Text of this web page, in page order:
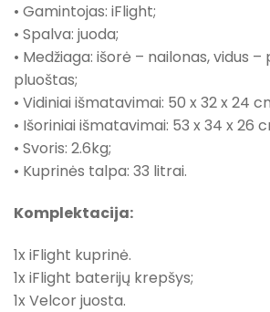
• Gamintojas: iFlight;
• Spalva: juoda;
• Medžiaga: išorė – nailonas, vidus
pluoštas;
• Vidiniai išmatavimai: 50 x 32 x 24
• Išoriniai išmatavimai: 53 x 34 x 26
• Svoris: 2.6kg;
• Kuprinės talpa: 33 litrai.
Komplektacija:
1x iFlight kuprinė.
1x iFlight baterijų krepšys;
1x Velcor juosta.